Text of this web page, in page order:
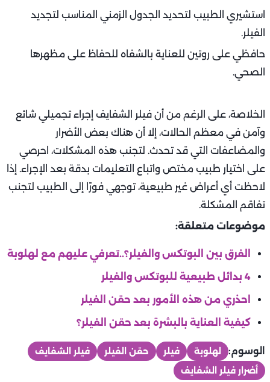
استشيري الطبيب لتحديد الجدول الزمني المناسب لتجديد
الفيلر.
حافظي على روتين للعناية بالشفاه للحفاظ على مظهرها
الصحي.
الخلاصة، على الرغم من أن فيلر الشفايف إجراء تجميلي شائع
وآمن في معظم الحالات، إلا أن هناك بعض الأضرار
والمضاعفات التي قد تحدث. لتجنب هذه المشكلات، احرصي
على اختيار طبيب مختص واتباع التعليمات بدقة بعد الإجراء. إذا
لاحظت أي أعراض غير طبيعية، توجهي فورًا إلى الطبيب لتجنب
تفاقم المشكلة.
موضوعات متعلقة:
الفرق بين البوتكس والفيلر؟..تعرفي عليهم مع لهلوبة
4 بدائل طبيعية للبوتكس والفيلر
احذري من هذه الأمور بعد حقن الفيلر
كيفية العناية بالبشرة بعد حقن الفيلر؟
الوسوم: لهلوبة فيلر حقن الفيلر
فيلر الشفايف
أضرار فيلر الشفايف